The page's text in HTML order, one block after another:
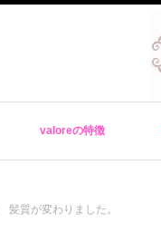
valoreの特徴
髪質が変わりました。